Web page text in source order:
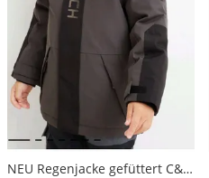
NEU Regenjacke gefüttert C&A